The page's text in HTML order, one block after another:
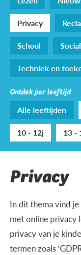
Privacy
School
Techniek en
Ontdek per leeftijd
Alle leeftijden
10 - 12j
13 -
Privacy
In dit thema vind
met online privacy
privacy van je
termen zoals